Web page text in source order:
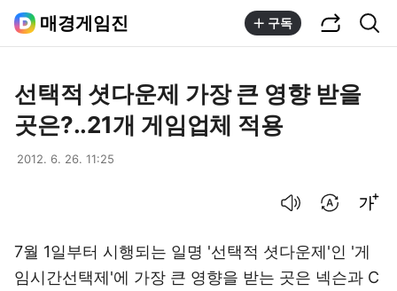
매경게임진 구독
선택적 셧다운제 가장 큰 영향 받을
곳은?..21개 게임업체 적용
2012. 6. 26. 11:25
7월 1일부터 시행되는 일명 '선택적 셧다운제'인 '게
임시간선택제'에 가장 큰 영향을 받는 곳은 넥슨과 C